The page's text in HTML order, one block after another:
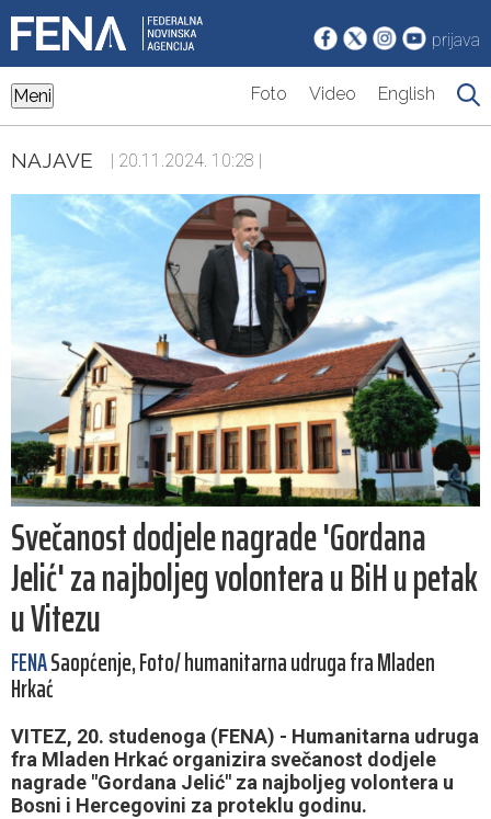
prijava
Meni Foto Video English
NAJAVE | 20.11.2024. 10:28 |
Svečanost dodjele nagrade 'Gordana
Jelić' za najboljeg volontera u BiH u petak
u Vitezu
FENASaopćenje, Foto/ humanitarna udruga fra Mladen
Hrkać
VITEZ, 20. studenoga (FENA) - Humanitarna udruga
fra Mladen Hrkać organizira svečanost dodjele
nagrade "Gordana Jelić" za najboljeg volontera u
Bosni i Hercegovini za proteklu godinu.